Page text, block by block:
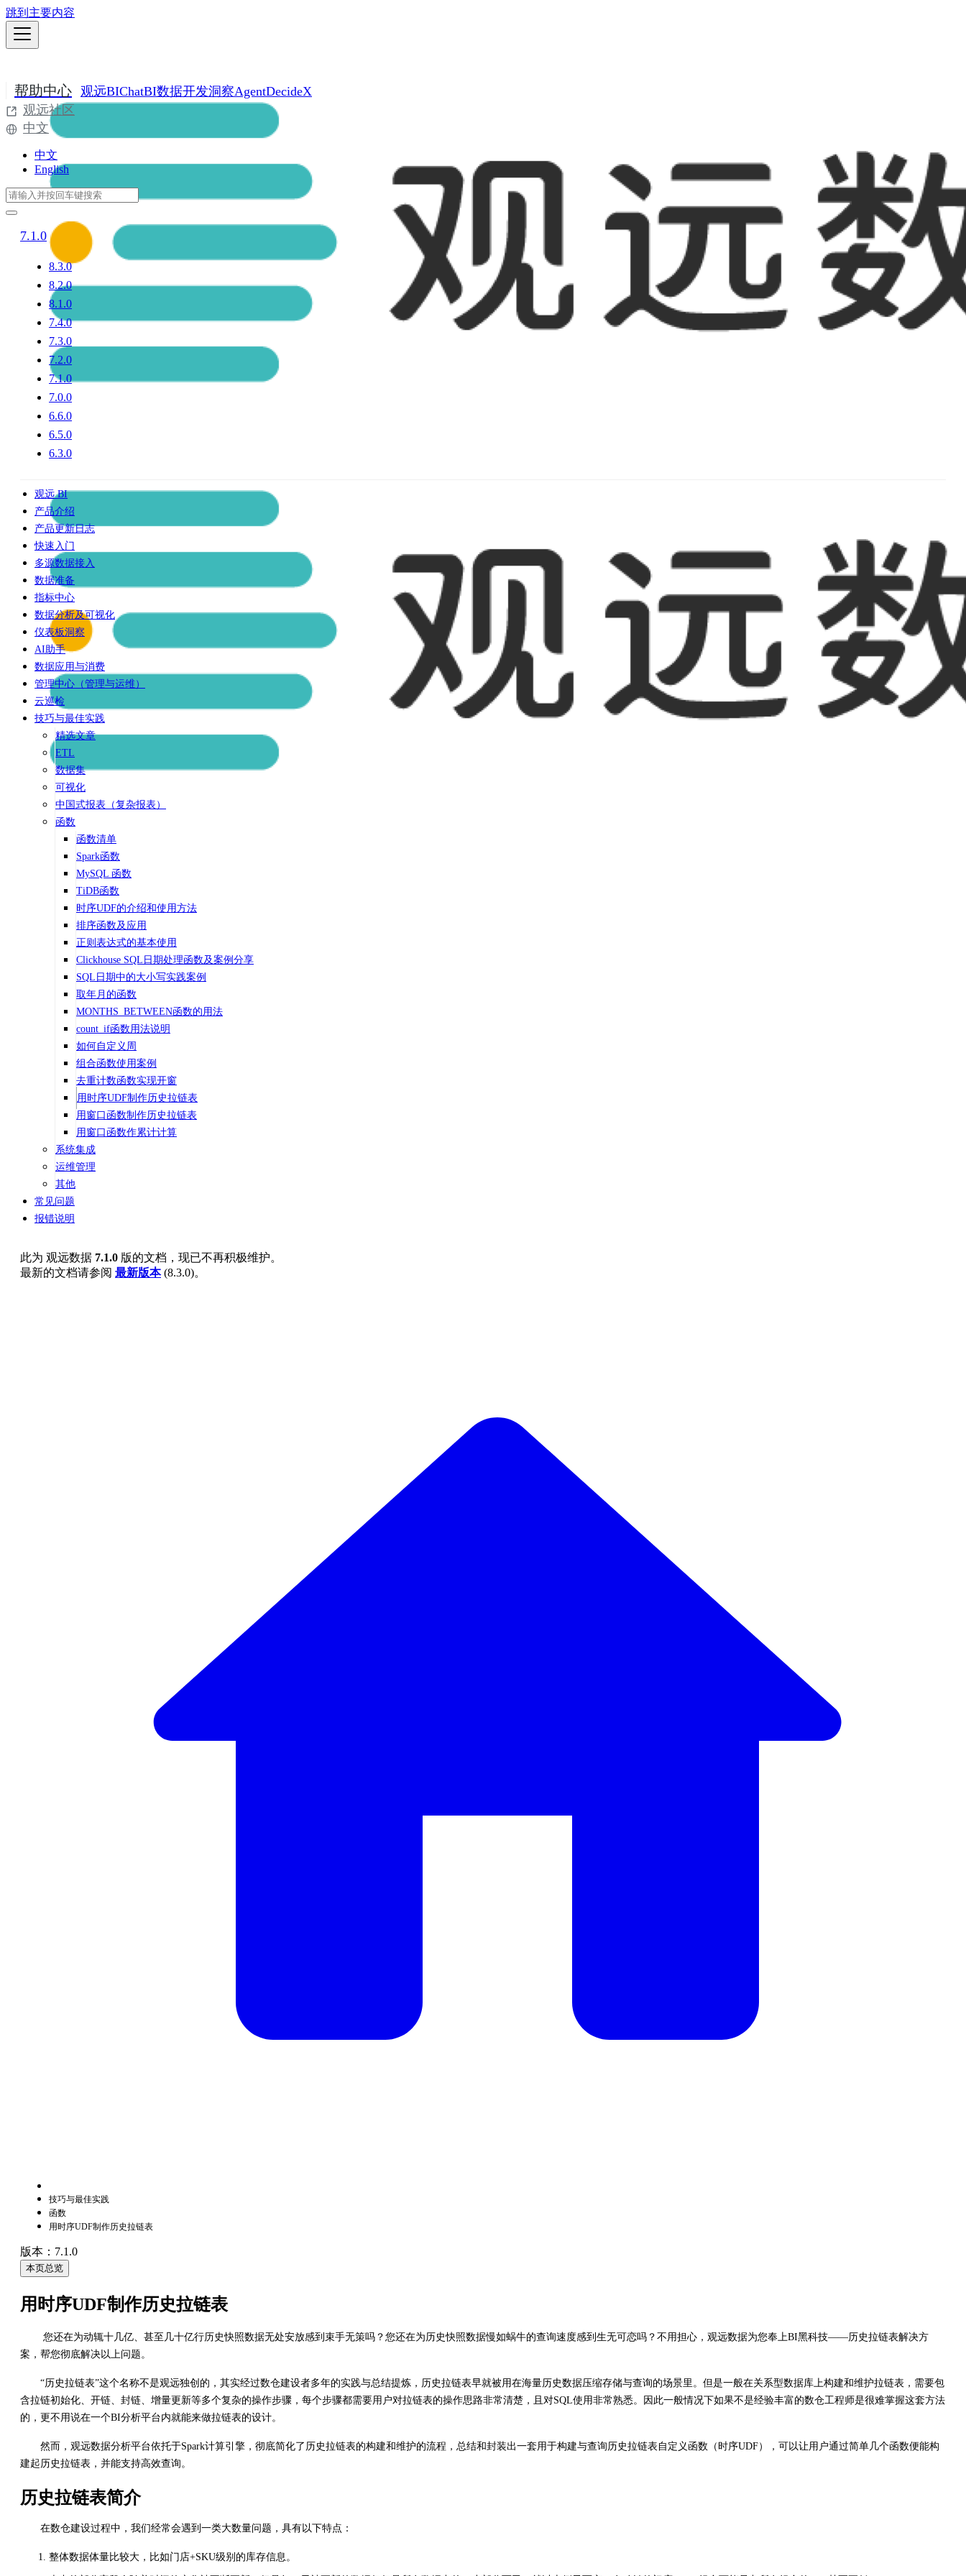
跳到主要内容
帮助中心 观远BIChatBI数据开发洞察AgentDecideX
观远社区
中文
中文
English
7.1.0
8.3.0
8.2.0
8.1.0
7.4.0
7.3.0
7.2.0
7.1.0
7.0.0
6.6.0
6.5.0
6.3.0
观远 BI
产品介绍
产品更新日志
快速入门
多源数据接入
数据准备
指标中心
数据分析及可视化
仪表板洞察
AI助手
数据应用与消费
管理中心（管理与运维）
云巡检
技巧与最佳实践
精选文章
ETL
数据集
可视化
中国式报表（复杂报表）
函数
函数清单
Spark函数
MySQL 函数
TiDB函数
时序UDF的介绍和使用方法
排序函数及应用
正则表达式的基本使用
Clickhouse SQL日期处理函数及案例分享
SQL日期中的大小写实践案例
取年月的函数
MONTHS_BETWEEN函数的用法
count_if函数用法说明
如何自定义周
组合函数使用案例
去重计数函数实现开窗
用时序UDF制作历史拉链表
用窗口函数制作历史拉链表
用窗口函数作累计计算
系统集成
运维管理
其他
常见问题
报错说明
此为 观远数据 7.1.0 版的文档，现已不再积极维护。
最新的文档请参阅 最新版本(8.3.0)。
技巧与最佳实践
函数
用时序UDF制作历史拉链表
版本：7.1.0
本页总览
用时序UDF制作历史拉链表
您还在为动辄十几亿、甚至几十亿行历史快照数据无处安放感到束手无策吗？您还在为历史快照数据慢如蜗牛的查询速度感到生无可恋吗？不用担心，观远数据为您奉上BI黑科技——历史拉链表解决方
案，帮您彻底解决以上问题。
“历史拉链表”这个名称不是观远独创的，其实经过数仓建设者多年的实践与总结提炼，历史拉链表早就被用在海量历史数据压缩存储与查询的场景里。但是一般在关系型数据库上构建和维护拉链表，需要包
含拉链初始化、开链、封链、增量更新等多个复杂的操作步骤，每个步骤都需要用户对拉链表的操作思路非常清楚，且对SQL使用非常熟悉。因此一般情况下如果不是经验丰富的数仓工程师是很难掌握这套方法
的，更不用说在一个BI分析平台内就能来做拉链表的设计。
然而，观远数据分析平台依托于Spark计算引擎，彻底简化了历史拉链表的构建和维护的流程，总结和封装出一套用于构建与查询历史拉链表自定义函数（时序UDF），可以让用户通过简单几个函数便能构
建起历史拉链表，并能支持高效查询。
历史拉链表简介
在数仓建设过程中，我们经常会遇到一类大数量问题，具有以下特点：
整体数据体量比较大，比如门店+SKU级别的库存信息。